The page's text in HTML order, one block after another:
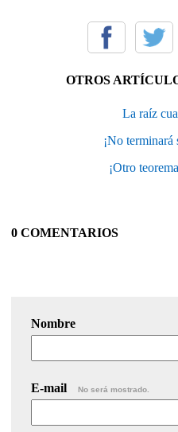
OTROS
La raíz
¡No terminará
¡Otro
0 COMENTARIOS
Nombre
E-mail No será mostrado.